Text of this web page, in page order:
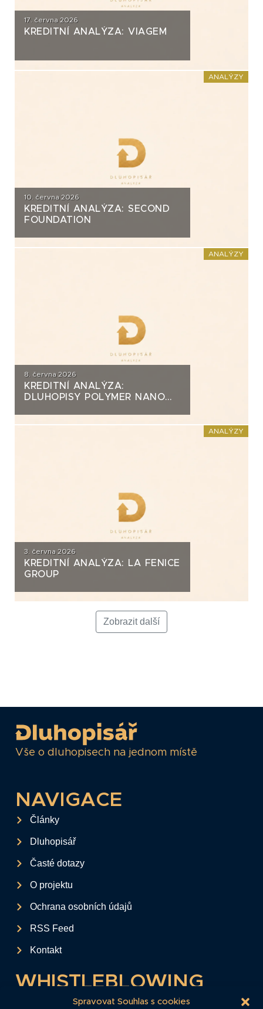
Spravovat Souhlas s cookies
17. června 2026
KREDITNÍ ANALÝZA: VIAGEM
ANALÝZY
10. června 2026
KREDITNÍ ANALÝZA: SECOND
FOUNDATION
ANALÝZY
8. června 2026
KREDITNÍ ANALÝZA:
DLUHOPISY POLYMER NANO
ANALÝZY
3. června 2026
KREDITNÍ ANALÝZA: LA FENICE
GROUP
Zobrazit další
Vše o dluhopisech na jednom místě
NAVIGACE
Články
Dluhopisář
Časté dotazy
O projektu
Ochrana osobních údajů
RSS Feed
Kontakt
WHISTLEBLOWING
Tento formulář slouží k anonymnímu zaslání